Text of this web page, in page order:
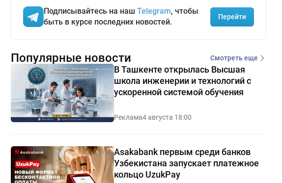
Подписывайтесь на наш Telegram, чтобы
быть в курсе последних новостей.
Перейти
Популярные новости Смотреть еще
В Ташкенте открылась Высшая
школа инженерии и технологий с
ускоренной системой обучения
Реклама4 августа 18:00
Asakabank первым среди банков
Узбекистана запускает платежное
кольцо UzukPay